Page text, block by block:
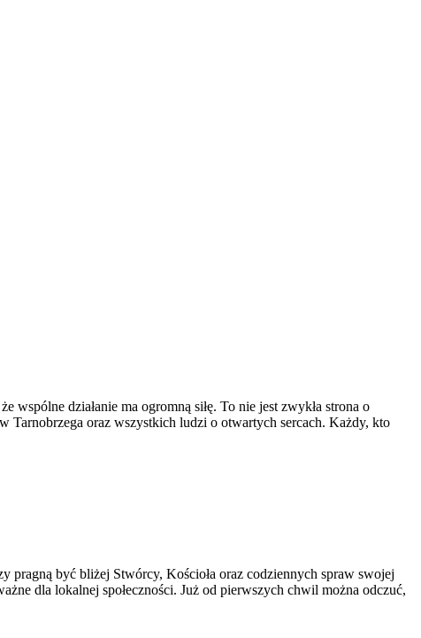
działanie ma ogromną siłę. To nie jest zwykła strona o
Tarnobrzega oraz wszystkich ludzi o otwartych sercach. Każdy, kto
pragną być bliżej Stwórcy, Kościoła oraz codziennych spraw swojej
dla lokalnej społeczności. Już od pierwszych chwil można odczuć,